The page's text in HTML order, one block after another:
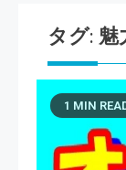
タグ: 魅
1 MIN